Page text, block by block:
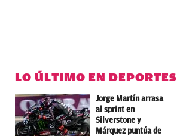
LO ÚLTIMO EN DEPORTES
Jorge Martín arrasa
al sprint en
Silverstone y
Márquez puntúa de